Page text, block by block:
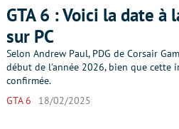
GTA 6 : Voici la date
sur PC
Selon Andrew Paul, PDG de Corsair
début de l'année 2026, bien que
confirmée.
GTA 6
18/02/2025